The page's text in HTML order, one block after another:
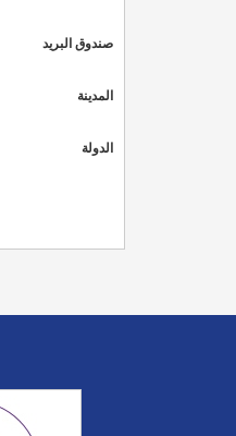
صندوق البريد
المدينة
الدولة